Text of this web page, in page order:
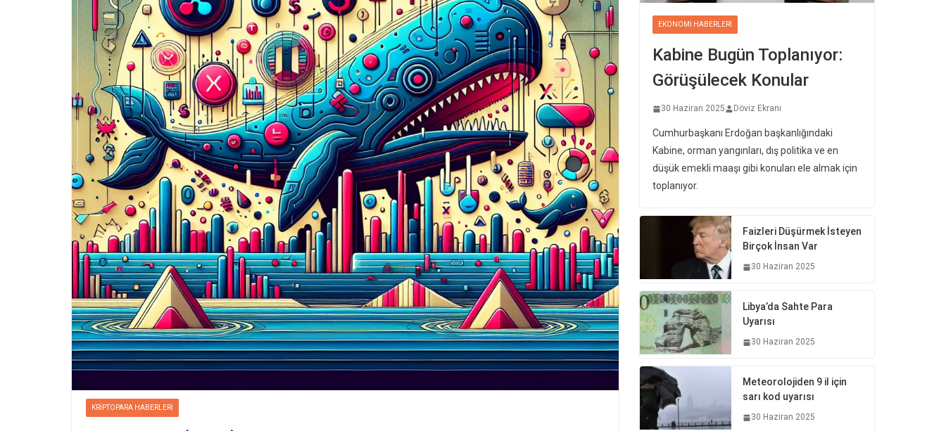
KRIPTOPARA HABERLERI
EKONOMI HABERLERI
Kabine Bugün Toplanıyor:
Görüşülecek Konular
30 Haziran 2025 Döviz Ekranı
Cumhurbaşkanı Erdoğan başkanlığındaki
Kabine, orman yangınları, dış politika ve en
düşük emekli maaşı gibi konuları ele almak için
toplanıyor.
Faizleri Düşürmek İsteyen
Birçok İnsan Var
30 Haziran 2025
Libya’da Sahte Para
Uyarısı
30 Haziran 2025
Meteorolojiden 9 il için
sarı kod uyarısı
30 Haziran 2025